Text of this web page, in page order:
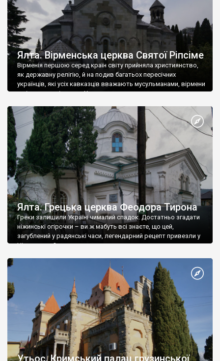
Ялта. Вірменська церква Святої Ріпсіме
Вірменія першою серед країн світу прийняла християнство,
як державну релігію, й на подив багатьох пересічних
українців, які усіх кавказців вважають мусульманами, вірмени
є відданими вірянами Христа
Ялта. Грецька церква Феодора Тирона
Греки залишили Україні чималий спадок. Достатньо згадати
ніжинські огірочки – ви ж мабуть всі знаєте, що цей,
загублений у радянські часи, легендарний рецепт привезли у
Ніжин греки?
Утьос. Кримський палац грузинської